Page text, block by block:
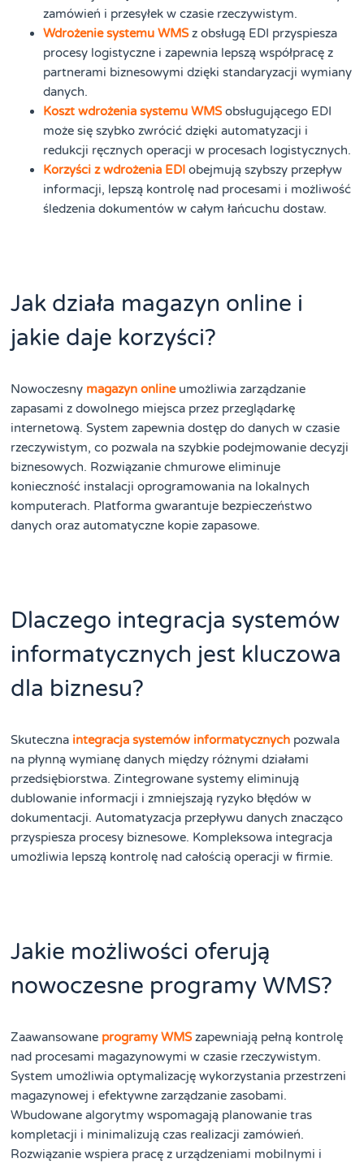
zamówień i przesyłek w czasie rzeczywistym.
Wdrożenie systemu WMSz obsługą EDI przyspiesza
procesy logistyczne i zapewnia lepszą współpracę z
partnerami biznesowymi dzięki standaryzacji wymiany
danych.
Koszt wdrożenia systemu WMSobsługującego EDI
może się szybko zwrócić dzięki automatyzacji i
redukcji ręcznych operacji w procesach logistycznych.
Korzyści z wdrożenia EDI obejmują szybszy przepływ
informacji, lepszą kontrolę nad procesami i możliwość
śledzenia dokumentów w całym łańcuchu dostaw.
Jak działa magazyn online i
jakie daje korzyści?
Nowoczesny magazyn onlineumożliwia zarządzanie
zapasami z dowolnego miejsca przez przeglądarkę
internetową. System zapewnia dostęp do danych w czasie
rzeczywistym, co pozwala na szybkie podejmowanie decyzji
biznesowych. Rozwiązanie chmurowe eliminuje
konieczność instalacji oprogramowania na lokalnych
komputerach. Platforma gwarantuje bezpieczeństwo
danych oraz automatyczne kopie zapasowe.
Dlaczego integracja systemów
informatycznych jest kluczowa
dla biznesu?
Skuteczna integracja systemów informatycznych pozwala
na płynną wymianę danych między różnymi działami
przedsiębiorstwa. Zintegrowane systemy eliminują
dublowanie informacji i zmniejszają ryzyko błędów w
dokumentacji. Automatyzacja przepływu danych znacząco
przyspiesza procesy biznesowe. Kompleksowa integracja
umożliwia lepszą kontrolę nad całością operacji w firmie.
Jakie możliwości oferują
nowoczesne programy WMS?
Zaawansowane programy WMSzapewniają pełną kontrolę
nad procesami magazynowymi w czasie rzeczywistym.
System umożliwia optymalizację wykorzystania przestrzeni
magazynowej i efektywne zarządzanie zasobami.
Wbudowane algorytmy wspomagają planowanie tras
kompletacji i minimalizują czas realizacji zamówień.
Rozwiązanie wspiera pracę z urządzeniami mobilnymi i